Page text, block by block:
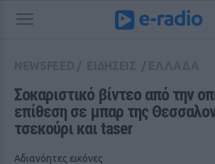
Σοκαριστικό βίντεο από την
επίθεση σε μπαρ της
τσεκούρι και taser
Αδιανόητες εικόνες